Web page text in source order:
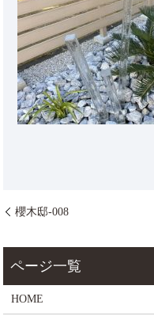
櫻木邸-008
HOME